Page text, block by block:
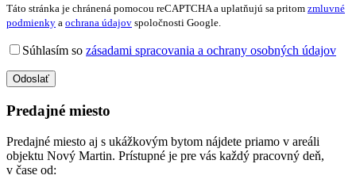
Táto stránka je chránená pomocou reCAPTCHA a uplatňujú sa pritom zmluvné
podmienky a ochrana údajov spoločnosti Google.
Súhlasím so zásadami spracovania a ochrany osobných údajov
Odoslať
Predajné miesto
Predajné miesto aj s ukážkovým bytom nájdete priamo v areáli
objektu Nový Martin. Prístupné je pre vás každý pracovný deň,
v čase od: